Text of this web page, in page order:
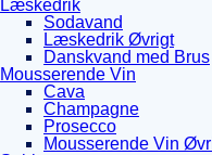
Læskedrik
Sodavand
Læskedrik Øvrigt
Danskvand med Brus
Mousserende Vin
Cava
Champagne
Prosecco
Mousserende Vin